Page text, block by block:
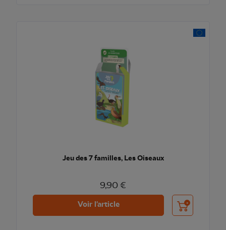
Jeu des 7 familles, Les Oiseaux
9,90 €
Voir l'article Ajouter au